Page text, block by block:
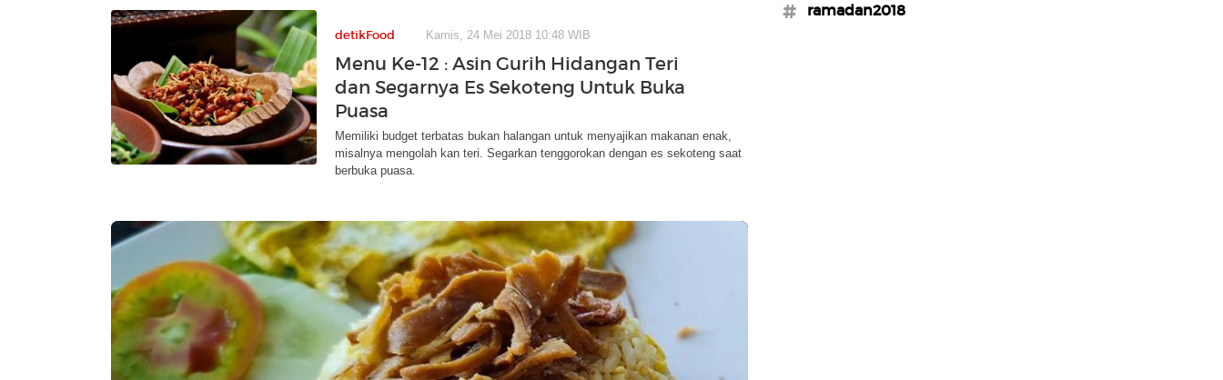
detikFood Kamis, 24 Mei 2018 10:48 WIB
Menu Ke-12 : Asin Gurih Hidangan Teri
dan Segarnya Es Sekoteng Untuk Buka
Puasa
Memiliki budget terbatas bukan halangan untuk menyajikan makanan enak,
misalnya mengolah kan teri. Segarkan tenggorokan dengan es sekoteng saat
berbuka puasa.
#ramadan2018